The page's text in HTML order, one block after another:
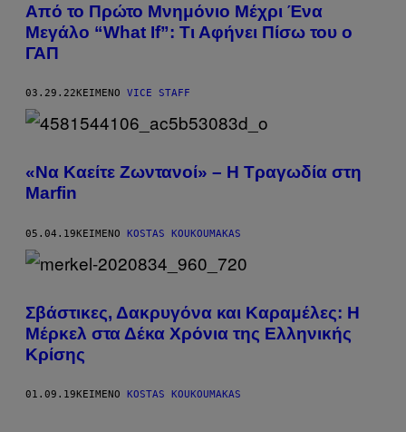
Από το Πρώτο Μνημόνιο Μέχρι Ένα
Μεγάλο “What If”: Τι Αφήνει Πίσω του ο
ΓΑΠ
03.29.22 ΚΕΊΜΕΝΟ VICE STAFF
«Να Καείτε Ζωντανοί» – H Τραγωδία στη
Marfin
05.04.19ΚΕΊΜΕΝΟ KOSTAS KOUKOUMAKAS
Σβάστικες, Δακρυγόνα και Καραμέλες: Η
Μέρκελ στα Δέκα Χρόνια της Ελληνικής
Κρίσης
01.09.19 ΚΕΊΜΕΝΟ KOSTAS KOUKOUMAKAS